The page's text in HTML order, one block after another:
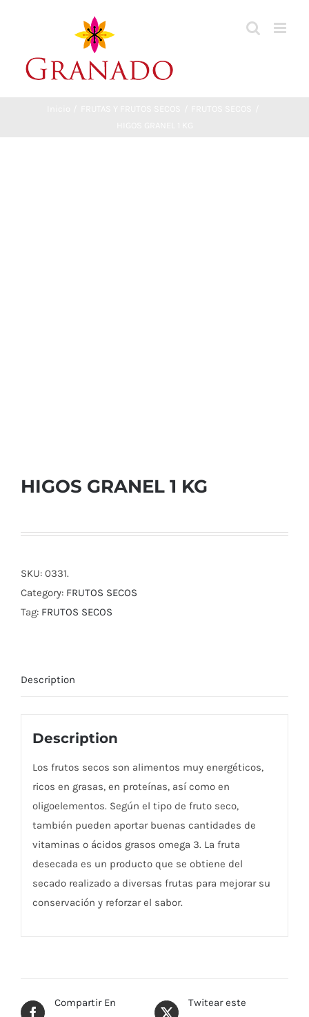
HIGOS GRANEL 1 KG
SKU: 0331.
Category: FRUTOS SECOS
Tag: FRUTOS SECOS
Description
Description
Los frutos secos son alimentos muy energéticos,
ricos en grasas, en proteínas, así como en
oligoelementos. Según el tipo de fruto seco,
también pueden aportar buenas cantidades de
vitaminas o ácidos grasos omega 3. La fruta
desecada es un producto que se obtiene del
secado realizado a diversas frutas para mejorar su
conservación y reforzar el sabor.
Compartir En
Twitear este